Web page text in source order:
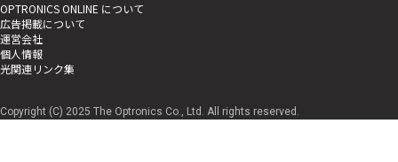
OPTRONICS ONLINE について
広告掲載について
運営会社
個人情報
光関連リンク集
Copyright (C) 2025 The Optronics Co., Ltd. All rights reserved.